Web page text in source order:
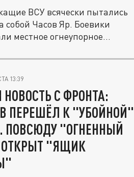
ВСУ всячески пытались
собой Часов Яр. Боевики
местное огнеупорное...
13:39
С ФРОНТА:
ПЕРЕШЁЛ К "УБОЙНОЙ"
ПОВСЮДУ "ОГНЕННЫЙ
"ЯЩИК